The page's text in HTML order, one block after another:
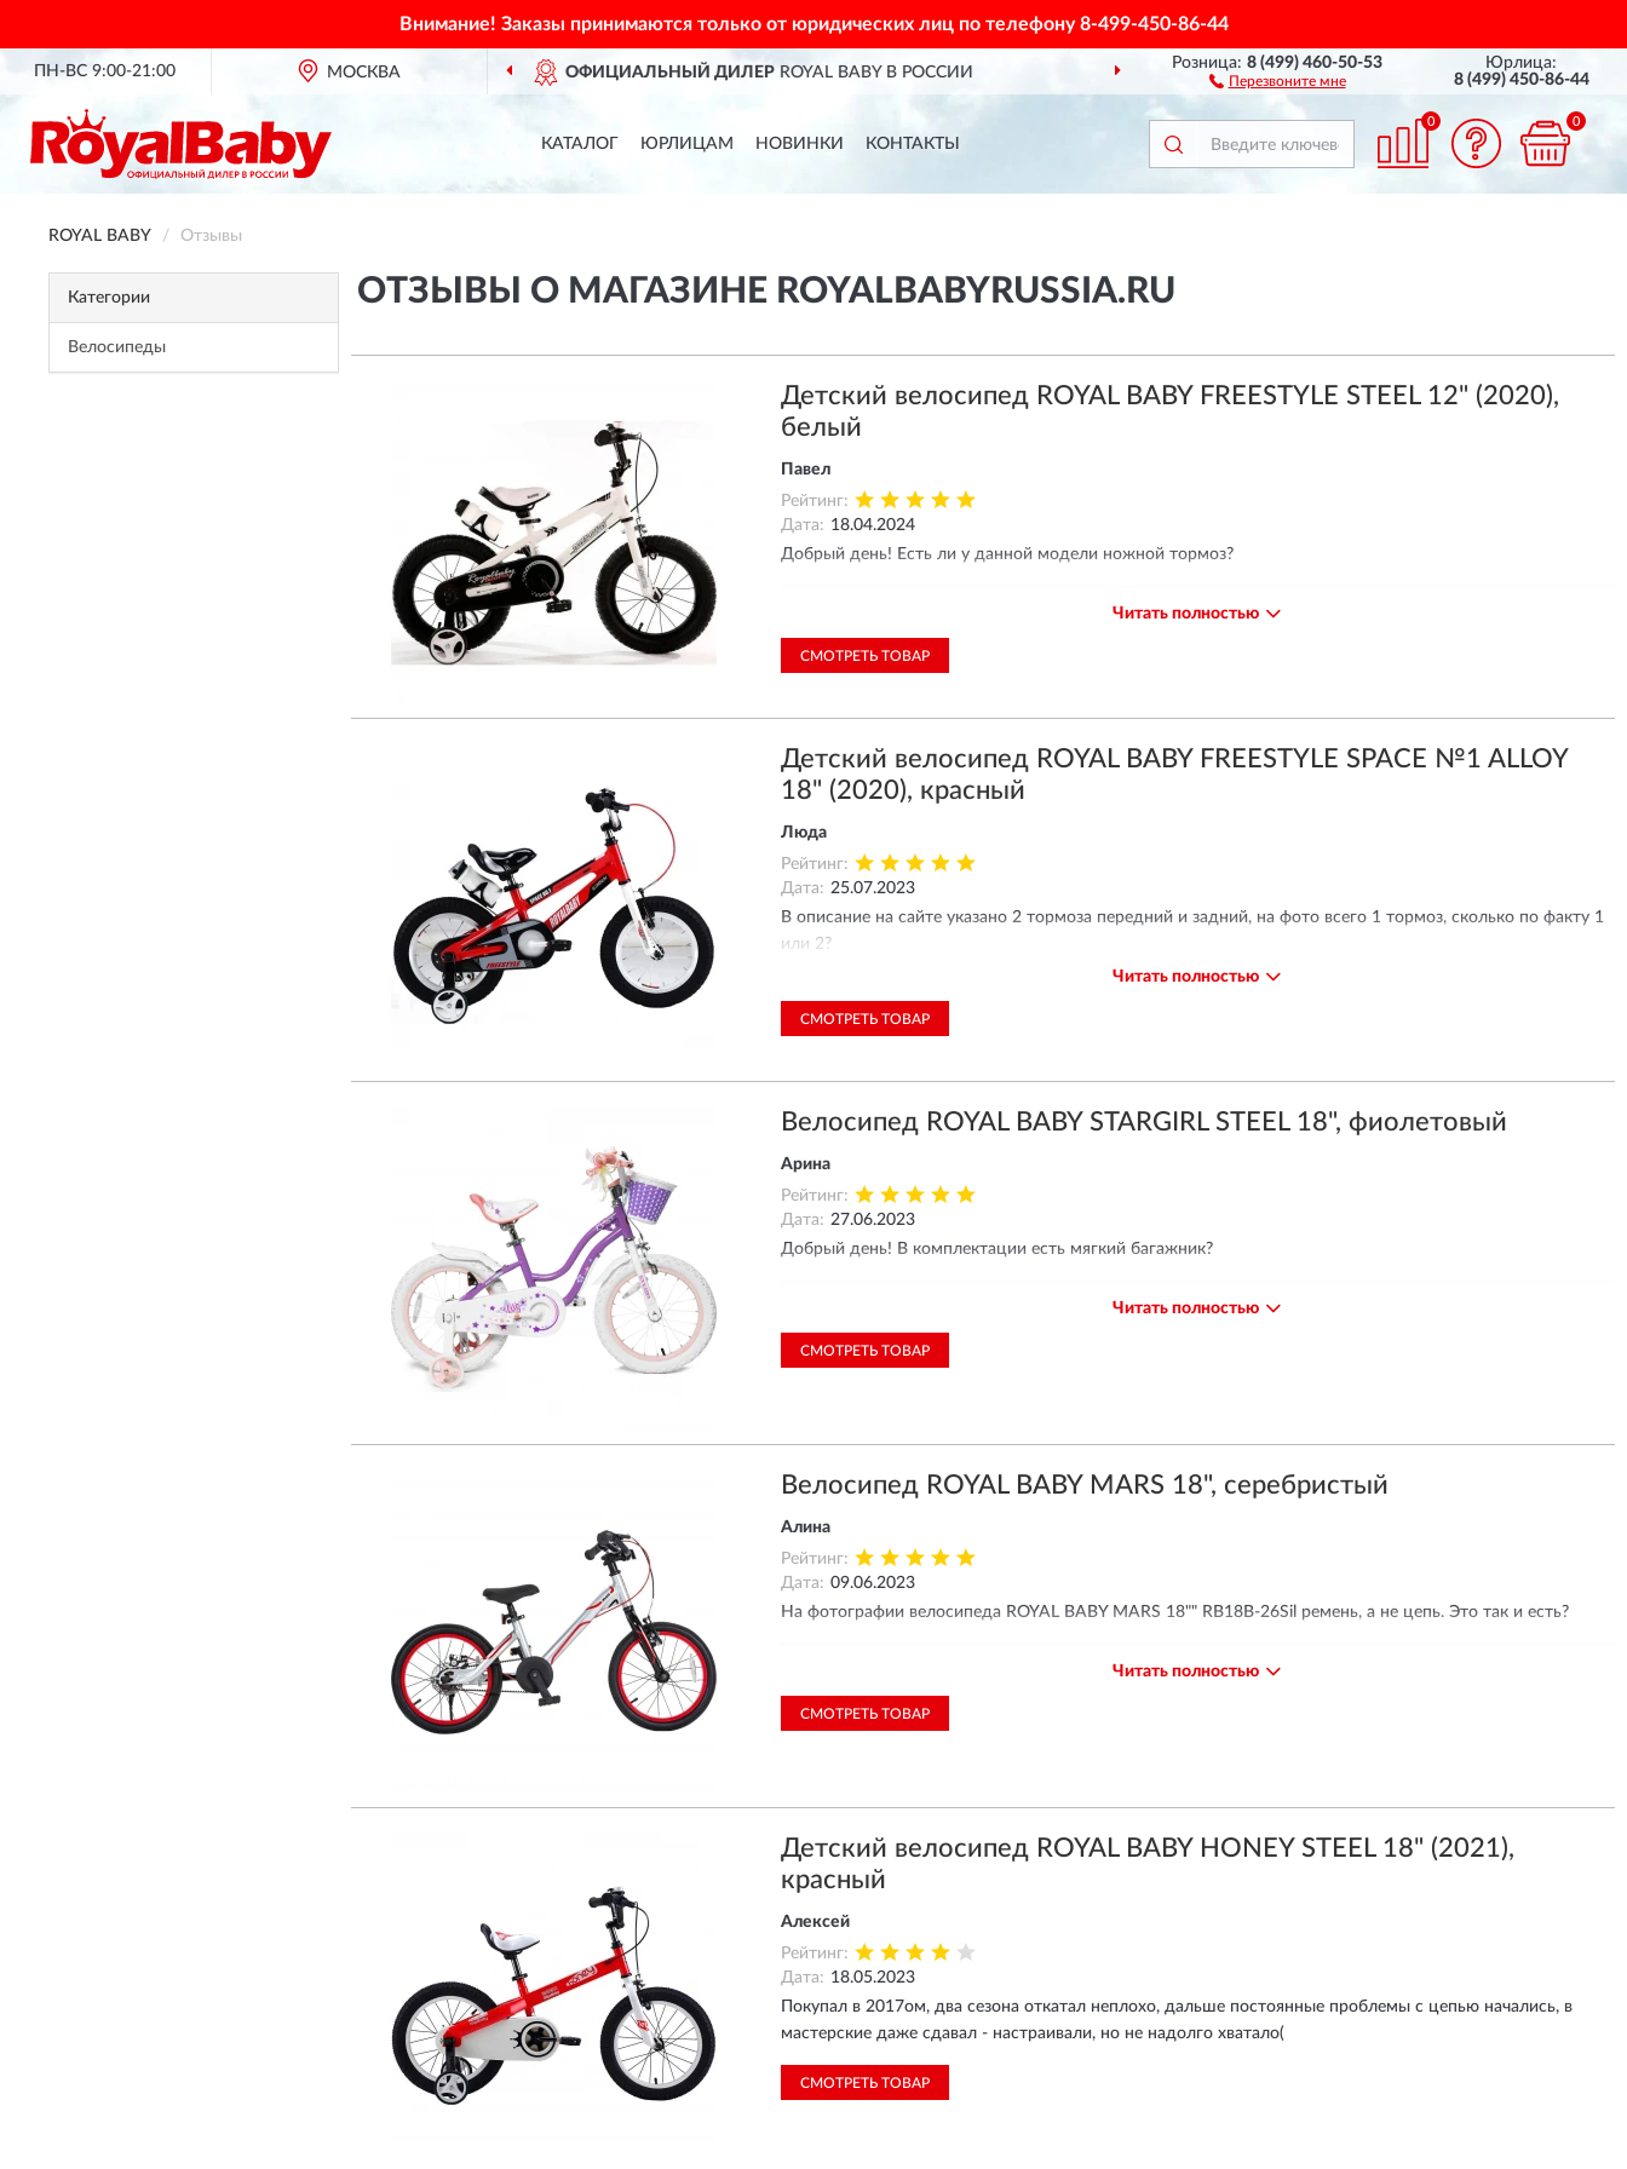
Внимание! Заказы принимаются только от юридических лиц по телефону8-499-450-86-44
ПН-ВС 9:00-21:00 МОСКВА
ОФИЦИАЛЬНЫЙ ДИЛЕРROYAL BABY В РОССИИ ДОСТАВИМ ПО ВСЕЙ РОССИИ ПОЛНЫЙ
Розница:8 (499) 460-50-53
Перезвоните мне
Юрлица:
8 (499) 450-86-44
КАТАЛОГ ЮРЛИЦАМ НОВИНКИ КОНТАКТЫ
0 0
ROYAL BABY Отзывы
Категории
Велосипеды
ОТЗЫВЫ О МАГАЗИНЕ ROYALBABYRUSSIA.RU
Детский велосипед ROYAL BABY FREESTYLE STEEL 12" (2020),
белый
Павел
Рейтинг:
Дата: 18.04.2024
Добрый день! Есть ли у данной модели ножной тормоз?
20.04.2024
Добрый день! У данной модели только ручной тормоз.
Читать полностью
СМОТРЕТЬ ТОВАР
Детский велосипед ROYAL BABY FREESTYLE SPACE №1 ALLOY
18" (2020), красный
Люда
Рейтинг:
Дата: 25.07.2023
В описание на сайте указано 2 тормоза передний и задний, на фото всего 1 тормоз, сколько по факту 1
или 2?
25.07.2023
Читать полностью
СМОТРЕТЬ ТОВАР
Велосипед ROYAL BABY STARGIRL STEEL 18", фиолетовый
Арина
Рейтинг:
Дата: 27.06.2023
Добрый день! В комплектации есть мягкий багажник?
27.06.2023
Добрый день! На руле расположена прочная и вместительная корзинка для игрушек.
Читать полностью
СМОТРЕТЬ ТОВАР
Велосипед ROYAL BABY MARS 18", серебристый
Алина
Рейтинг:
Дата: 09.06.2023
На фотографии велосипеда ROYAL BABY MARS 18"" RB18B-26Sil ремень, а не цепь. Это так и есть?
09.06.2023
Приветствуем вас! Верно, на данной модели ременной привод.
Читать полностью
СМОТРЕТЬ ТОВАР
Детский велосипед ROYAL BABY HONEY STEEL 18" (2021),
красный
Алексей
Рейтинг:
Дата: 18.05.2023
Покупал в 2017ом, два сезона откатал неплохо, дальше постоянные проблемы с цепью начались, в
мастерские даже сдавал - настраивали, но не надолго хватало(
СМОТРЕТЬ ТОВАР